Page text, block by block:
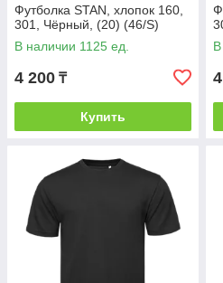
Футболка STAN, хлопок 160,
301, Чёрный, (20) (46/S)
В наличии 1125 ед.
4 200 ₸
Купить